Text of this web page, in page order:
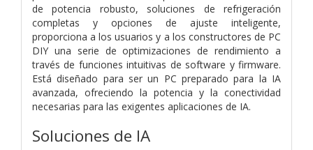
de potencia robusto, soluciones de refrigeración
completas y opciones de ajuste inteligente,
proporciona a los usuarios y a los constructores de PC
DIY una serie de optimizaciones de rendimiento a
través de funciones intuitivas de software y firmware.
Está diseñado para ser un PC preparado para la IA
avanzada, ofreciendo la potencia y la conectividad
necesarias para las exigentes aplicaciones de IA.
Soluciones de IA